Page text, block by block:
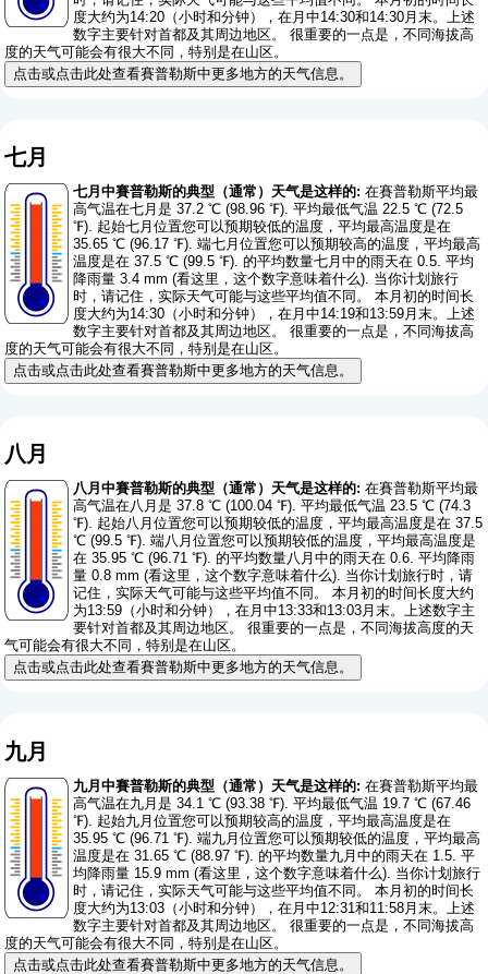
度大约为14:20（小时和分钟），在月中14:30和14:30月末。上述
数字主要针对首都及其周边地区。 很重要的一点是，不同海拔高
度的天气可能会有很大不同，特别是在山区。
点击或点击此处查看賽普勒斯中更多地方的天气信息。
七月
七月中賽普勒斯的典型（通常）天气是这样的: 在賽普勒斯平均最
高气温在七月是 37.2 ℃ (98.96 ℉). 平均最低气温 22.5 ℃ (72.5
℉). 起始七月位置您可以预期较低的温度，平均最高温度是在
35.65 ℃ (96.17 ℉). 端七月位置您可以预期较高的温度，平均最高
温度是在 37.5 ℃ (99.5 ℉). 的平均数量七月中的雨天在 0.5. 平均
降雨量 3.4 mm (看这里，这个数字意味着什么). 当你计划旅行
时，请记住，实际天气可能与这些平均值不同。 本月初的时间长
度大约为14:30（小时和分钟），在月中14:19和13:59月末。上述
数字主要针对首都及其周边地区。 很重要的一点是，不同海拔高
度的天气可能会有很大不同，特别是在山区。
点击或点击此处查看賽普勒斯中更多地方的天气信息。
八月
八月中賽普勒斯的典型（通常）天气是这样的: 在賽普勒斯平均最
高气温在八月是 37.8 ℃ (100.04 ℉). 平均最低气温 23.5 ℃ (74.3
℉). 起始八月位置您可以预期较低的温度，平均最高温度是在 37.5
℃ (99.5 ℉). 端八月位置您可以预期较低的温度，平均最高温度是
在 35.95 ℃ (96.71 ℉). 的平均数量八月中的雨天在 0.6. 平均降雨
量 0.8 mm (看这里，这个数字意味着什么). 当你计划旅行时，请
记住，实际天气可能与这些平均值不同。 本月初的时间长度大约
为13:59（小时和分钟），在月中13:33和13:03月末。上述数字主
要针对首都及其周边地区。 很重要的一点是，不同海拔高度的天
气可能会有很大不同，特别是在山区。
点击或点击此处查看賽普勒斯中更多地方的天气信息。
九月
九月中賽普勒斯的典型（通常）天气是这样的: 在賽普勒斯平均最
高气温在九月是 34.1 ℃ (93.38 ℉). 平均最低气温 19.7 ℃ (67.46
℉). 起始九月位置您可以预期较高的温度，平均最高温度是在
35.95 ℃ (96.71 ℉). 端九月位置您可以预期较低的温度，平均最高
温度是在 31.65 ℃ (88.97 ℉). 的平均数量九月中的雨天在 1.5. 平
均降雨量 15.9 mm (看这里，这个数字意味着什么). 当你计划旅行
时，请记住，实际天气可能与这些平均值不同。 本月初的时间长
度大约为13:03（小时和分钟），在月中12:31和11:58月末。上述
数字主要针对首都及其周边地区。 很重要的一点是，不同海拔高
度的天气可能会有很大不同，特别是在山区。
点击或点击此处查看賽普勒斯中更多地方的天气信息。